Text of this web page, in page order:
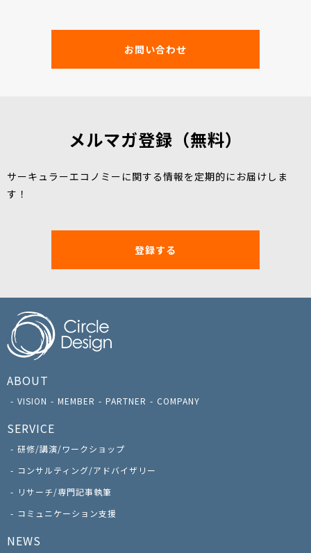
お問い合わせ
メルマガ登録（無料）
サーキュラーエコノミーに関する情報を定期的にお届けしま
す！
登録する
ABOUT
VISION MEMBER PARTNER COMPANY
SERVICE
研修/講演/ワークショップ
コンサルティング/アドバイザリー
リサーチ/専門記事執筆
コミュニケーション支援
NEWS